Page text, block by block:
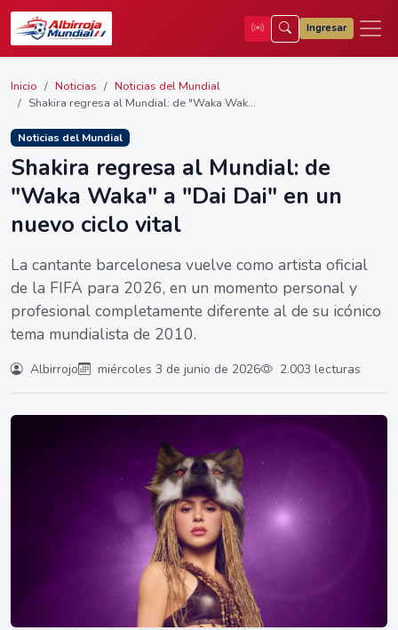
Ingresar
Inicio Noticias
Noticias del Mundial
Shakira regresa al Mundial: de "Waka Wak...
Noticias del Mundial
Shakira regresa al Mundial: de
"Waka Waka" a "Dai Dai" en un
nuevo ciclo vital
La cantante barcelonesa vuelve como artista oficial
de la FIFA para 2026, en un momento personal y
profesional completamente diferente al de su icónico
tema mundialista de 2010.
Albirrojo miércoles 3 de junio de 2026 2.003 lecturas